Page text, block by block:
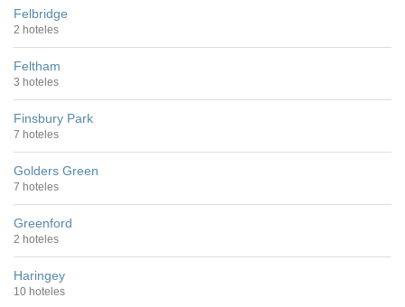
Felbridge
2 hoteles
Feltham
3 hoteles
Finsbury Park
7 hoteles
Golders Green
7 hoteles
Greenford
2 hoteles
Haringey
10 hoteles